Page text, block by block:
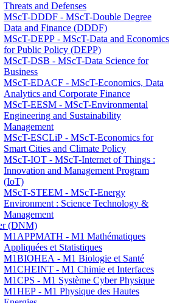
Threats and Defenses
MScT-DDDF - MScT-Double Degree
Data and Finance (DDDF)
MScT-DEPP - MScT-Data and Economics
for Public Policy (DEPP)
MScT-DSB - MScT-Data Science for
Business
MScT-EDACF - MScT-Economics, Data
Analytics and Corporate Finance
MScT-EESM - MScT-Environmental
Engineering and Sustainability
Management
MScT-ESCLiP - MScT-Economics for
Smart Cities and Climate Policy
MScT-IOT - MScT-Internet of Things :
Innovation and Management Program
(IoT)
MScT-STEEM - MScT-Energy
Environment : Science Technology &
Management
(DNM)
M1APPMATH - M1 Mathématiques
Appliquées et Statistiques
M1BIOHEA - M1 Biologie et Santé
M1CHEINT - M1 Chimie et Interfaces
M1CPS - M1 Système Cyber Physique
M1HEP - M1 Physique des Hautes